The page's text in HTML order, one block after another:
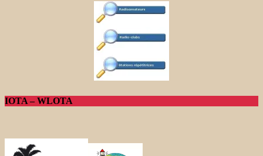
IOTA – WLOTA